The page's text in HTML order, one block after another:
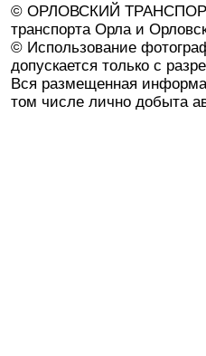
© ОРЛОВСКИЙ ТРАНСПОРТ
транспорта Орла и
© Использование
допускается только с
Вся размещенная
том числе лично добыта